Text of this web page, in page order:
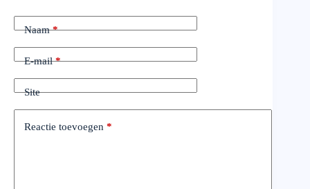
Naam*
E-mail*
Site
Reactie toevoegen *